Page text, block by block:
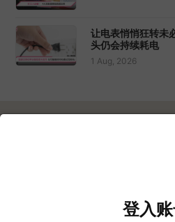
登入
让电表悄悄狂转未
头仍会持续耗电
1 Aug, 2026